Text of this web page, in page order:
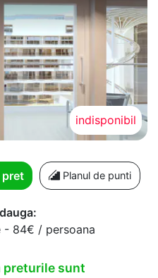
indisponibil
pret Planul de punti
- 84€ / persoana
preturile sunt